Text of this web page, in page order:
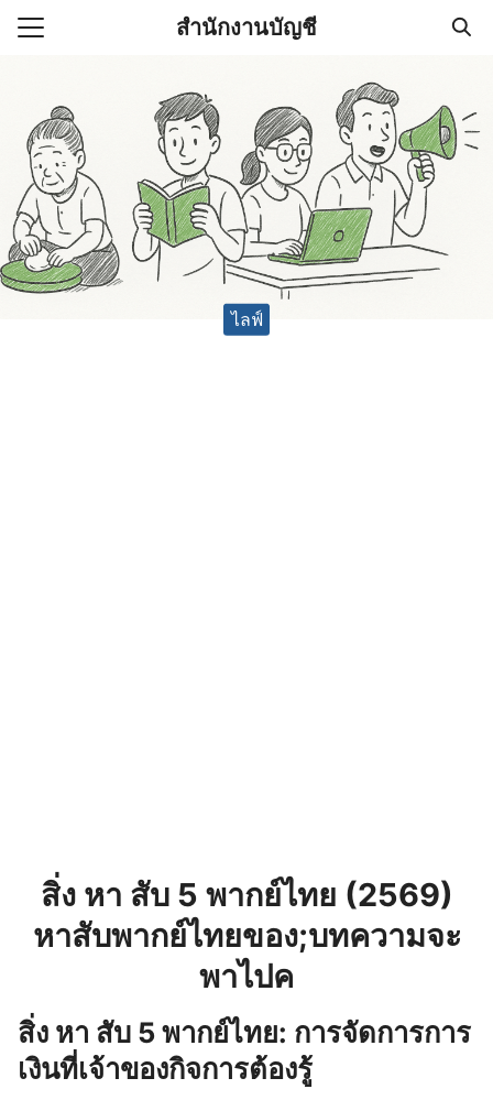
Skip
สำนักงานบัญชี
(ไม่มีชื่อ)
านบัญชี (Accounting
ช่วยสำคัญในการบริหาร
ไลฟ์
สิ่ง หา สับ 5 พากย์ไทย (2569)
หาสับพากย์ไทยของ;บทความจะ
พาไปค
สิ่ง หา สับ 5 พากย์ไทย: การจัดการการ
เงินที่เจ้าของกิจการต้องรู้